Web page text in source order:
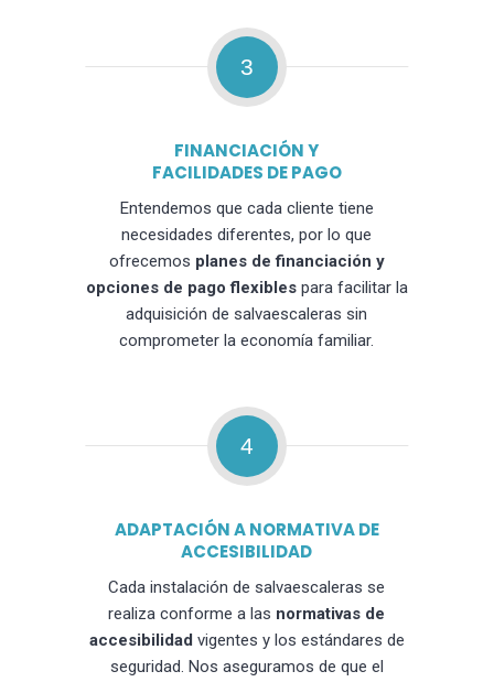
3
FINANCIACIÓN Y
FACILIDADES DE PAGO
Entendemos que cada cliente tiene
necesidades diferentes, por lo que
ofrecemos planes de financiación y
opciones de pago flexiblespara facilitar la
adquisición de salvaescaleras sin
comprometer la economía familiar.
4
ADAPTACIÓN A NORMATIVA DE
ACCESIBILIDAD
Cada instalación de salvaescaleras se
realiza conforme a las normativas de
accesibilidad vigentes y los estándares de
seguridad. Nos aseguramos de que el